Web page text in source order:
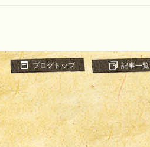
ブログトップ 記事一覧